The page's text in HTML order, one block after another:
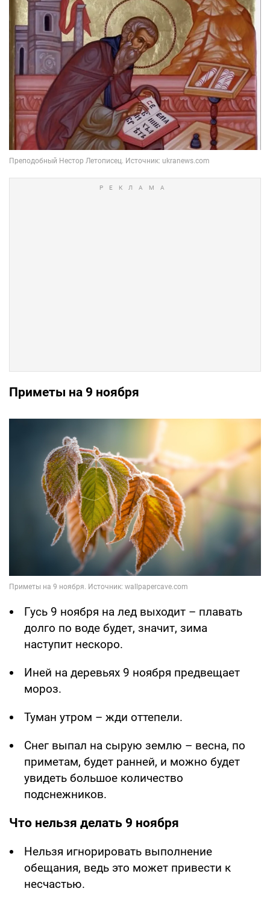
Приметы на 9 ноября
Гусь 9 ноября на лед выходит – плавать
долго по воде будет, значит, зима
наступит нескоро.
Иней на деревьях 9 ноября предвещает
мороз.
Туман утром – жди оттепели.
Снег выпал на сырую землю – весна, по
приметам, будет ранней, и можно будет
увидеть большое количество
подснежников.
Что нельзя делать 9 ноября
Нельзя игнорировать выполнение
обещания, ведь это может привести к
несчастью.